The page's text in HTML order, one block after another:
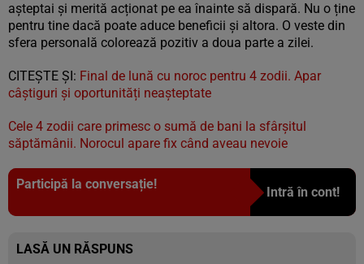
așteptai și merită acționat pe ea înainte să dispară. Nu o ține
pentru tine dacă poate aduce beneficii și altora. O veste din
sfera personală colorează pozitiv a doua parte a zilei.
CITEȘTE ȘI: Final de lună cu noroc pentru 4 zodii. Apar
câștiguri și oportunități neașteptate
Cele 4 zodii care primesc o sumă de bani la sfârșitul
săptămânii. Norocul apare fix când aveau nevoie
Participă la conversație!
Intră în cont!
LASĂ UN RĂSPUNS